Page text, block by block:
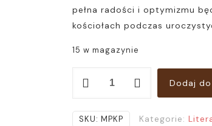
pełna radości i optymizmu
kościołach podczas
15 w magazynie
Msza
kolędy
Dodaj
SKU: MPKP Kategorie: